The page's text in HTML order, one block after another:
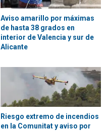
Aviso amarillo por máximas
de hasta 38 grados en
interior de Valencia y sur de
Alicante
Riesgo extremo de incendios
en la Comunitat y aviso por